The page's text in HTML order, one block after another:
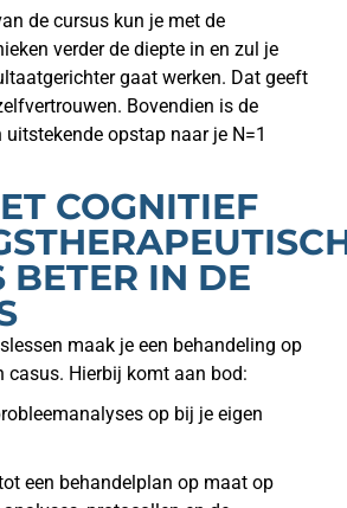
de cursus kun je met de
verder de diepte in en zul je
gaat werken. Dat geeft
Bovendien is de
opstap naar je N=1
COGNITIEF
BETER IN DE
maak je een behandeling op
casus. Hierbij komt aan bod:
op bij je eigen
een behandelplan op maat op